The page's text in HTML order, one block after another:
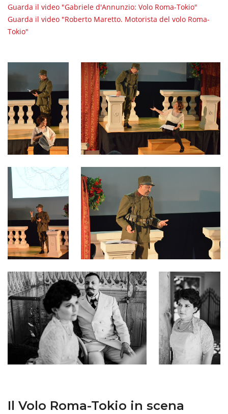
Guarda il video "Gabriele d'Annunzio: Volo Roma-Tokio"
Guarda il video "Roberto Maretto. Motorista del volo Roma-
Tokio"
Il Volo Roma-Tokio in scena